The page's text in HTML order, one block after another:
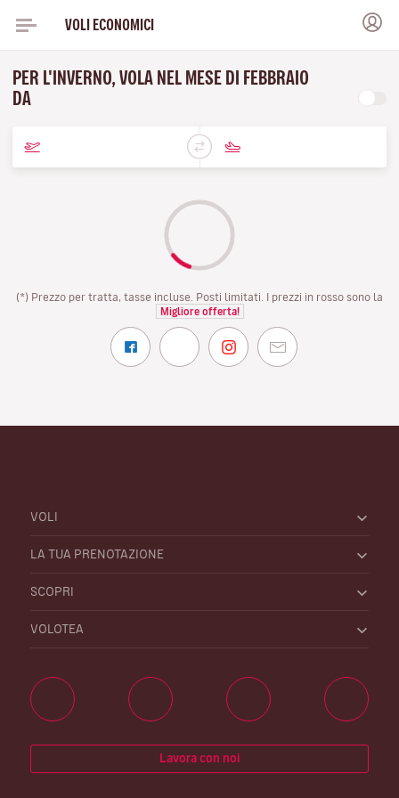
VOLI ECONOMICI
PER L'INVERNO, VOLA NEL MESE DI FEBBRAIO
DA
(*) Prezzo per tratta, tasse incluse. Posti limitati. I prezzi in rosso sono la
Migliore offerta!
VOLI
LA TUA PRENOTAZIONE
SCOPRI
VOLOTEA
Lavora con noi